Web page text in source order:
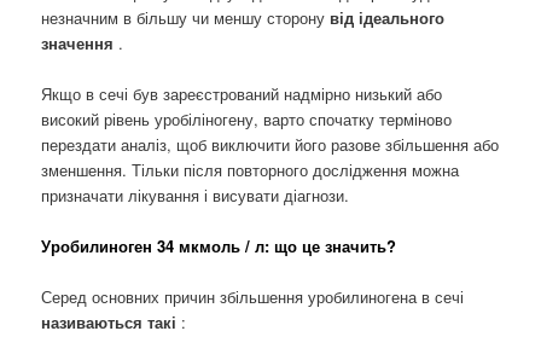
незначним в більшу чи меншу сторону від ідеального
значення .
Якщо в сечі був зареєстрований надмірно низький або
високий рівень уробіліногену, варто спочатку терміново
перездати аналіз, щоб виключити його разове збільшення або
зменшення. Тільки після повторного дослідження можна
призначати лікування і висувати діагнози.
Уробилиноген 34 мкмоль / л: що це значить?
Серед основних причин збільшення уробилиногена в сечі
називаються такі :